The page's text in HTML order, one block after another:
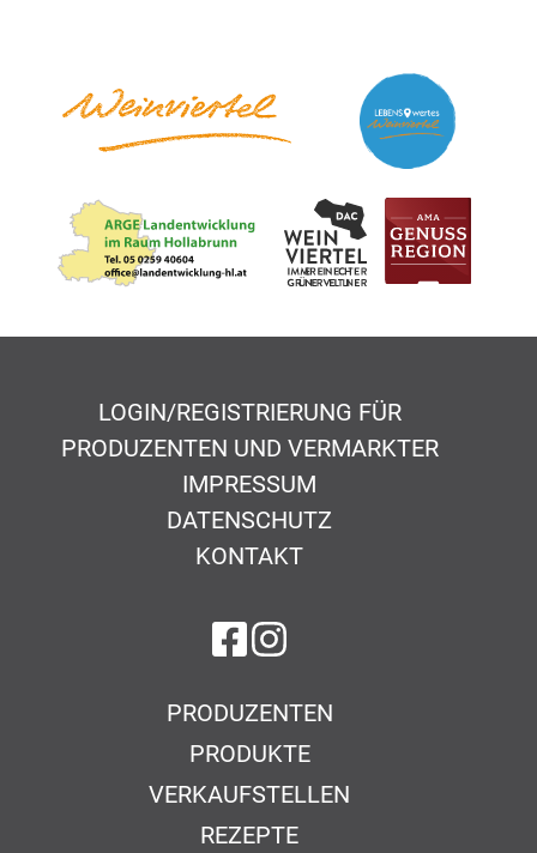
LOGIN/REGISTRIERUNG FÜR
PRODUZENTEN UND VERMARKTER
IMPRESSUM
DATENSCHUTZ
KONTAKT
auf Facebook
auf Instagram
PRODUZENTEN
PRODUKTE
VERKAUFSTELLEN
REZEPTE